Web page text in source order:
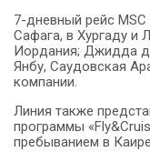
7-дневный рейс
Сафага, в Хургаду и
Иордания; Джидда
Янбу, Саудовская
компании.
Линия также
программы
пребыванием в